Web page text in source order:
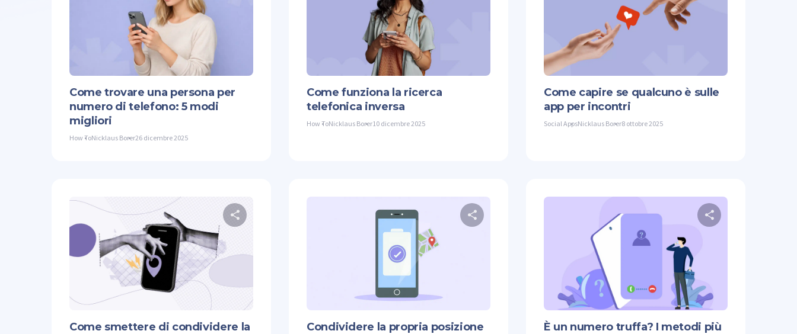
Copiare il link
Come trovare una persona per
numero di telefono: 5 modi
migliori
How ToNicklaus Borer26 dicembre 2025
Facebook Copiare il link
Come funziona la ricerca
telefonica inversa
How ToNicklaus Borer10 dicembre 2025
Come capire se qualcuno è sulle
app per incontri
Social AppsNicklaus Borer8 ottobre 2025
Copiare il link
Come smettere di condividere la
Condividi questo articolo
Facebook Copiare il link
Condividere la propria posizione
È un numero truffa? I metodi più